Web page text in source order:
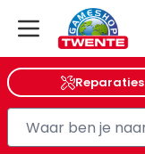
Reparaties